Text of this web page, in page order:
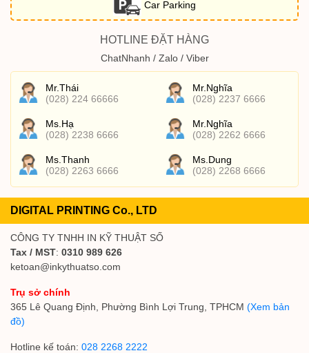
Car Parking
HOTLINE ĐẶT HÀNG
ChatNhanh / Zalo / Viber
Mr.Thái
(028) 224 66666
Mr.Nghĩa
(028) 2237 6666
Ms.Hạ
(028) 2238 6666
Mr.Nghĩa
(028) 2262 6666
Ms.Thanh
(028) 2263 6666
Ms.Dung
(028) 2268 6666
DIGITAL PRINTING Co., LTD
CÔNG TY TNHH IN KỸ THUẬT SỐ
Tax / MST: 0310 989 626
ketoan@inkythuatso.com
Trụ sở chính
365 Lê Quang Định, Phường Bình Lợi Trung, TPHCM (Xem bản
đồ)
Hotline kế toán: 028 2268 2222